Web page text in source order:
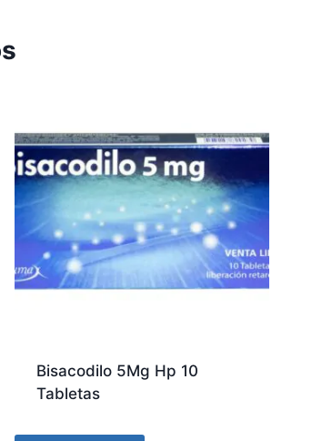
Bisacodilo 5Mg Hp 10
Tabletas